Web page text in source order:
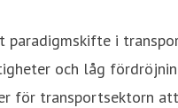
paradigmskifte i
och låg
för transportsektorn